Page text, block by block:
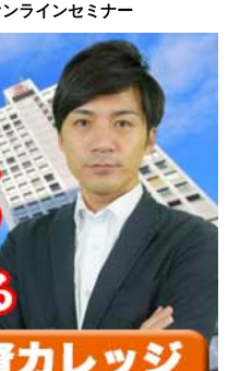
ラインセミナー